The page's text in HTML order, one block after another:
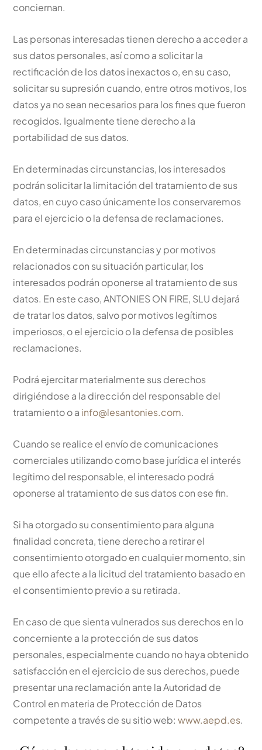
conciernan.
Las personas interesadas tienen derecho a acceder a
sus datos personales, así como a solicitar la
rectificación de los datos inexactos o, en su caso,
solicitar su supresión cuando, entre otros motivos, los
datos ya no sean necesarios para los fines que fueron
recogidos. Igualmente tiene derecho a la
portabilidad de sus datos.
En determinadas circunstancias, los interesados
podrán solicitar la limitación del tratamiento de sus
datos, en cuyo caso únicamente los conservaremos
para el ejercicio o la defensa de reclamaciones.
En determinadas circunstancias y por motivos
relacionados con su situación particular, los
interesados podrán oponerse al tratamiento de sus
datos. En este caso, ANTONIES ON FIRE, SLU dejará
de tratar los datos, salvo por motivos legítimos
imperiosos, o el ejercicio o la defensa de posibles
reclamaciones.
Podrá ejercitar materialmente sus derechos
dirigiéndose a la dirección del responsable del
tratamiento o a info@lesantonies.com.
Cuando se realice el envío de comunicaciones
comerciales utilizando como base jurídica el interés
legítimo del responsable, el interesado podrá
oponerse al tratamiento de sus datos con ese fin.
Si ha otorgado su consentimiento para alguna
finalidad concreta, tiene derecho a retirar el
consentimiento otorgado en cualquier momento, sin
que ello afecte a la licitud del tratamiento basado en
el consentimiento previo a su retirada.
En caso de que sienta vulnerados sus derechos en lo
concerniente a la protección de sus datos
personales, especialmente cuando no haya obtenido
satisfacción en el ejercicio de sus derechos, puede
presentar una reclamación ante la Autoridad de
Control en materia de Protección de Datos
competente a través de su sitio web:www.aepd.es.